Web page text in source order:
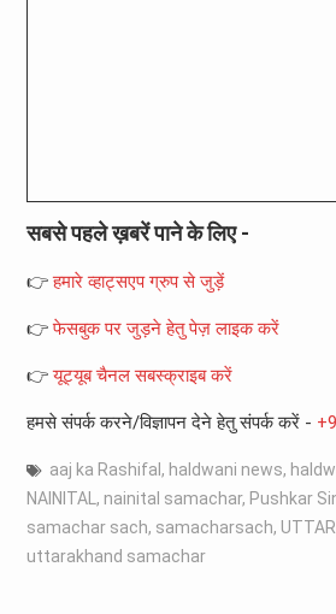
सबसे पहले ख़बरें पाने के लिए -
👉हमारे व्हाट्सएप ग्रुप से जुड़ें
👉फेसबुक पर जुड़ने हेतु पेज़ लाइक करें
👉यूट्यूब चैनल सबस्क्राइब करें
हमसे संपर्क करने/विज्ञापन देने हेतु संपर्क करें -
aaj ka Rashifal , haldwani news,
NAINITAL , nainital samachar, Pushkar
samachar sach, samacharsach,
uttarakhand samachar